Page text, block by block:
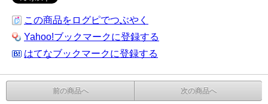
この商品をログピでつぶやく
Yahoo!ブックマークに登録する
はてなブックマークに登録する
前の商品へ 次の商品へ